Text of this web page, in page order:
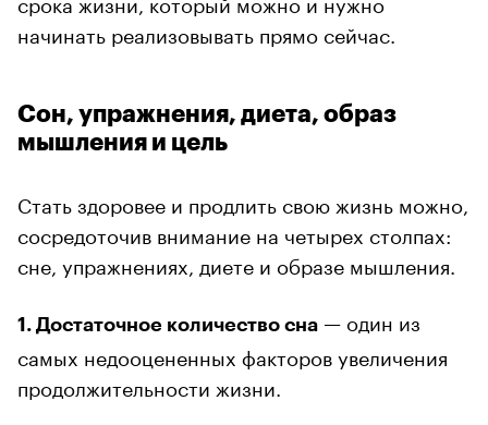
начинать реализовывать прямо сейчас.
Сон, упражнения, диета, образ
мышления и цель
Стать здоровее и продлить свою жизнь можно,
сосредоточив внимание на четырех столпах:
сне, упражнениях, диете и образе мышления.
1. Достаточное количество сна — один из
самых недооцененных факторов увеличения
продолжительности жизни.